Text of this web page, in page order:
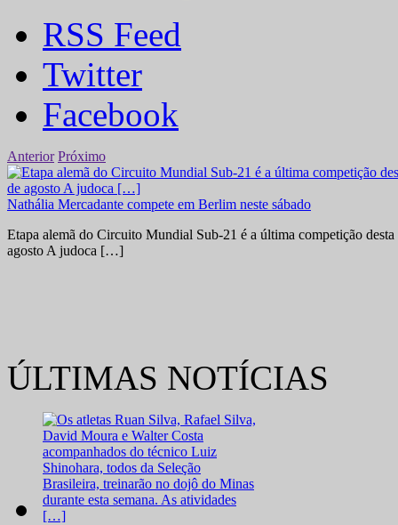
RSS Feed
Twitter
Facebook
Anterior Próximo
Nathália Mercadante compete em Berlim neste sábado
Etapa alemã do Circuito Mundial Sub-21 é a última competição
agosto A judoca […]
ÚLTIMAS NOTÍCIAS